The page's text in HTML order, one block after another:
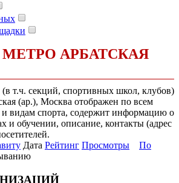
АРБАТСКАЯ
т.ч. секций, спортивных школ, клубов)
(ар.), Москва отображен по всем
видам спорта, содержит информацию о
и обучении, описание, контакты (адрес
Дата Рейтинг Просмотры
По